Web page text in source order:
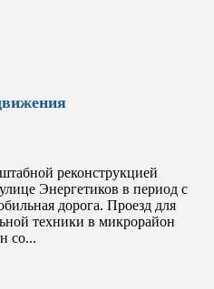
реконструкцией
Энергетиков в период с
дорога. Проезд для
техники в микрорайон
со...